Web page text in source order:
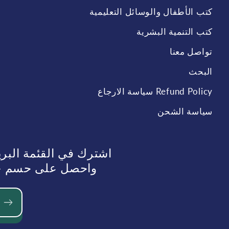
كتب الأطفال والوسائل التعليمية
كتب التنمية البشرية
تواصل معنا
البحث
Refund Policy سياسة الارجاع
سياسة الشحن
اشترك في القئمة
واحصل على حسم حسم 10%عند الطلب في